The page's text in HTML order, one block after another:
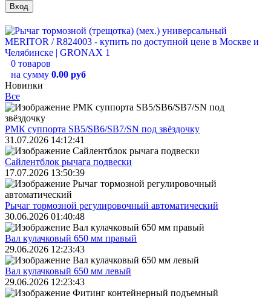
0 товаров
на сумму 0.00 руб
Новинки
Все
РМК суппорта SB5/SB6/SB7/SN под звёздочку
31.07.2026 14:12:41
Сайлентблок рычага подвески
17.07.2026 13:50:39
Рычаг тормозной регулировочный автоматический
30.06.2026 01:40:48
Вал кулачковый 650 мм правый
29.06.2026 12:23:43
Вал кулачковый 650 мм левый
29.06.2026 12:23:43